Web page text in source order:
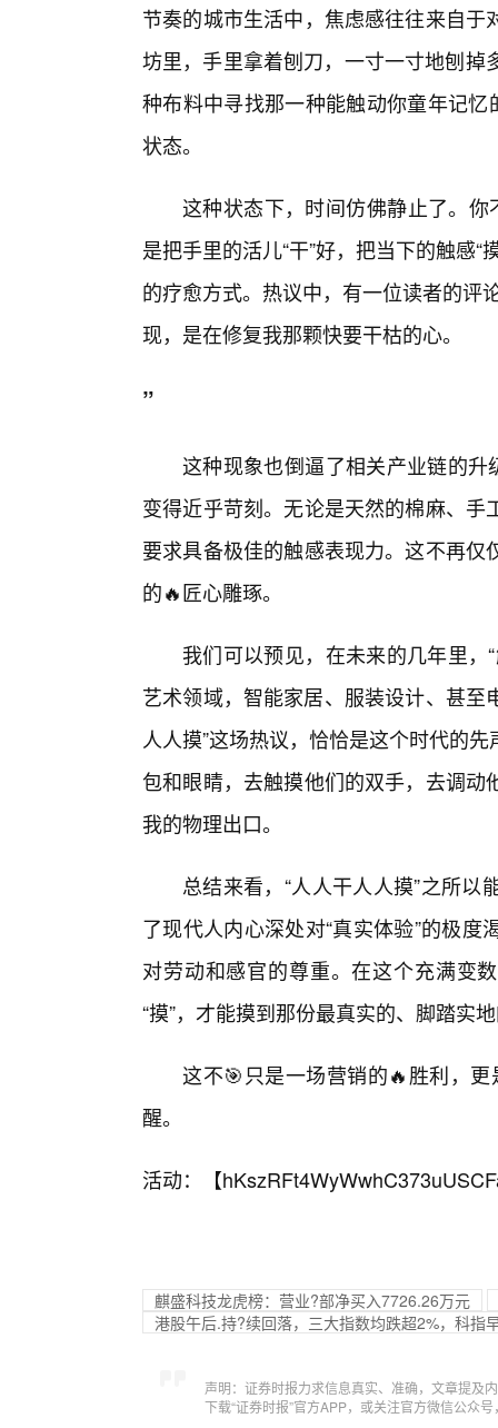
节奏的城市生活中，焦虑感往往来自
坊里，手里拿着刨刀，一寸一寸地刨
种布料中寻找那一种能触动你童年记
状态。
这种状态下，时间仿佛静止了。
是把手里的活儿“干”好，把当下的触感
的疗愈方式。热议中，有一位读者的评
现，是在修复我那颗快要干枯的心。
”
这种现象也倒逼了相关产业链的升
变得近乎苛刻。无论是天然的棉麻、
要求具备极佳的触感表现力。这不再
的🔥匠心雕琢。
我们可以预见，在未来的几年里，
艺术领域，智能家居、服装设计、甚至
人人摸”这场热议，恰恰是这个时代的
包和眼睛，去触摸他们的双手，去调
我的物理出口。
总结来看，“人人干人人摸”之所
了现代人内心深处对“真实体验”的极
对劳动和感官的尊重。在这个充满变
“摸”，才能摸到那份最真实的、脚踏实
这不🎯只是一场营销的🔥胜利，更
醒。
活动：【
麒盛科技龙虎榜：营业?部净买入7726.26万元
港股午后.持?续回落，三大指数均跌超2%，科指
声明：证券时报力求信息真实、准确，文章提及
下载“证券时报”官方APP，或关注官方微信公众